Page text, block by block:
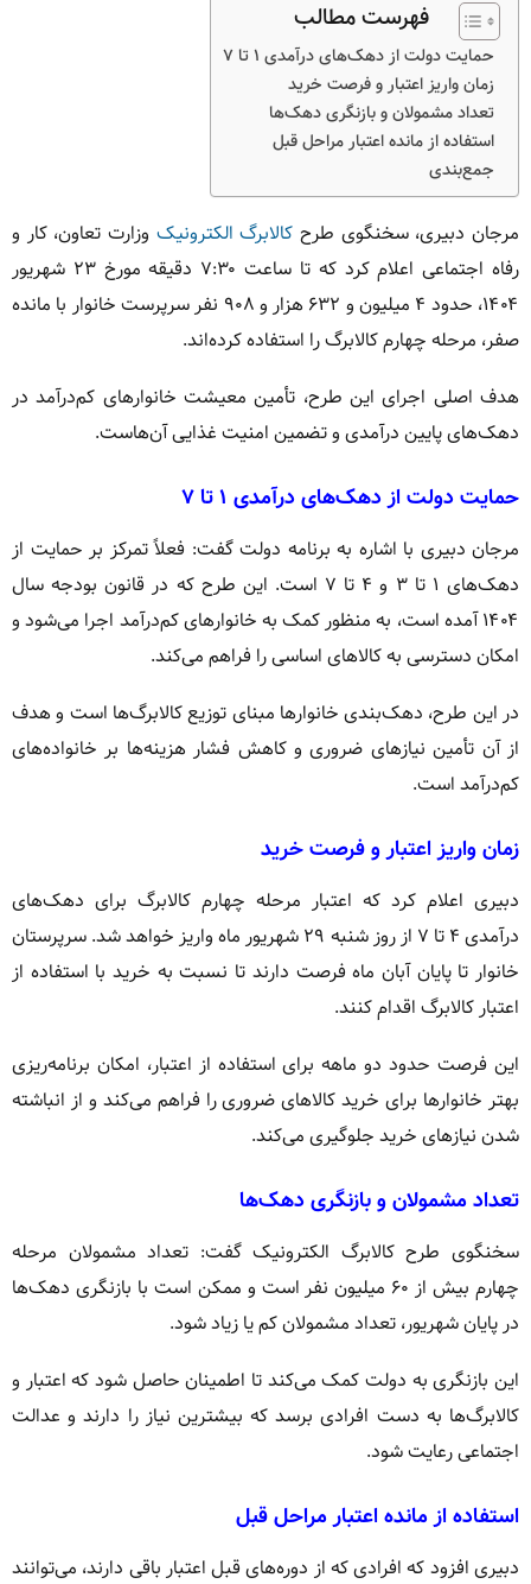
فهرست مطالب
حمایت دولت از دهک‌های درآمدی ۱ تا ۷
زمان واریز اعتبار و فرصت خرید
تعداد مشمولان و بازنگری دهک‌ها
استفاده از مانده اعتبار مراحل قبل
جمع‌بندی
مرجان دبیری، سخنگوی طرح کالابرگ الکترونیک وزارت تعاون، کار و
رفاه اجتماعی اعلام کرد که تا ساعت ۷:۳۰ دقیقه مورخ ۲۳ شهریور
۱۴۰۴، حدود ۴ میلیون و ۶۳۲ هزار و ۹۰۸ نفر سرپرست خانوار با مانده
صفر، مرحله چهارم کالابرگ را استفاده کرده‌اند.
هدف اصلی اجرای این طرح، تأمین معیشت خانوارهای کم‌درآمد در
دهک‌های پایین درآمدی و تضمین امنیت غذایی آن‌هاست.
حمایت دولت از دهک‌های درآمدی ۱ تا ۷
مرجان دبیری با اشاره به برنامه دولت گفت: فعلاً تمرکز بر حمایت از
دهک‌های ۱ تا ۳ و ۴ تا ۷ است. این طرح که در قانون بودجه سال
۱۴۰۴ آمده است، به منظور کمک به خانوارهای کم‌درآمد اجرا می‌شود و
امکان دسترسی به کالاهای اساسی را فراهم می‌کند.
در این طرح، دهک‌بندی خانوارها مبنای توزیع کالابرگ‌ها است و هدف
از آن تأمین نیازهای ضروری و کاهش فشار هزینه‌ها بر خانواده‌های
کم‌درآمد است.
زمان واریز اعتبار و فرصت خرید
دبیری اعلام کرد که اعتبار مرحله چهارم کالابرگ برای دهک‌های
درآمدی ۴ تا ۷ از روز شنبه ۲۹ شهریور ماه واریز خواهد شد. سرپرستان
خانوار تا پایان آبان ماه فرصت دارند تا نسبت به خرید با استفاده از
اعتبار کالابرگ اقدام کنند.
این فرصت حدود دو ماهه برای استفاده از اعتبار، امکان برنامه‌ریزی
بهتر خانوارها برای خرید کالاهای ضروری را فراهم می‌کند و از انباشته
شدن نیازهای خرید جلوگیری می‌کند.
تعداد مشمولان و بازنگری دهک‌ها
سخنگوی طرح کالابرگ الکترونیک گفت: تعداد مشمولان مرحله
چهارم بیش از ۶۰ میلیون نفر است و ممکن است با بازنگری دهک‌ها
در پایان شهریور، تعداد مشمولان کم یا زیاد شود.
این بازنگری به دولت کمک می‌کند تا اطمینان حاصل شود که اعتبار و
کالابرگ‌ها به دست افرادی برسد که بیشترین نیاز را دارند و عدالت
اجتماعی رعایت شود.
استفاده از مانده اعتبار مراحل قبل
دبیری افزود که افرادی که از دوره‌های قبل اعتبار باقی دارند، می‌توانند